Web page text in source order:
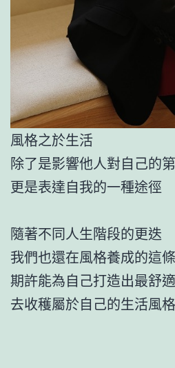
風格之於生活
除了是影響他人對自己的
更是表達自我的一種途徑
隨著不同人生階段的更迭
我們也還在風格養成的這
期許能為自己打造出最舒
去收穫屬於自己的生活風格